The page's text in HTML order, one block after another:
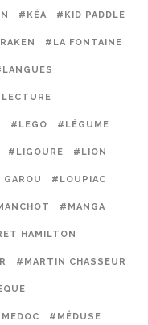
#KÉA #KID PADDLE
#LA FONTAINE
#LEGO #LÉGUME
#LIGOURE #LION
#LOUPIAC
#MANGA
HAMILTON
#MARTIN CHASSEUR
#MÉDUSE